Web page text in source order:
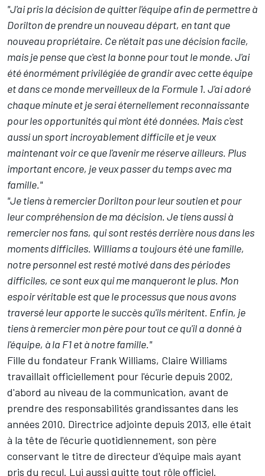
"J'ai pris la décision de quitter l'équipe afin de permettre à
Dorilton de prendre un nouveau départ, en tant que
nouveau propriétaire. Ce n'était pas une décision facile,
mais je pense que c'est la bonne pour tout le monde. J'ai
été énormément privilégiée de grandir avec cette équipe
et dans ce monde merveilleux de la Formule 1. J'ai adoré
chaque minute et je serai éternellement reconnaissante
pour les opportunités qui m'ont été données. Mais c'est
aussi un sport incroyablement difficile et je veux
maintenant voir ce que l'avenir me réserve ailleurs. Plus
important encore, je veux passer du temps avec ma
famille."
"Je tiens à remercier Dorilton pour leur soutien et pour
leur compréhension de ma décision. Je tiens aussi à
remercier nos fans, qui sont restés derrière nous dans les
moments difficiles. Williams a toujours été une famille,
notre personnel est resté motivé dans des périodes
difficiles, ce sont eux qui me manqueront le plus. Mon
espoir véritable est que le processus que nous avons
traversé leur apporte le succès qu'ils méritent. Enfin, je
tiens à remercier mon père pour tout ce qu'il a donné à
l'équipe, à la F1 et à notre famille."
Fille du fondateur Frank Williams, Claire Williams
travaillait officiellement pour l'écurie depuis 2002,
d'abord au niveau de la communication, avant de
prendre des responsabilités grandissantes dans les
années 2010. Directrice adjointe depuis 2013, elle était
à la tête de l'écurie quotidiennement, son père
conservant le titre de directeur d'équipe mais ayant
pris du recul. Lui aussi quitte tout rôle officiel.